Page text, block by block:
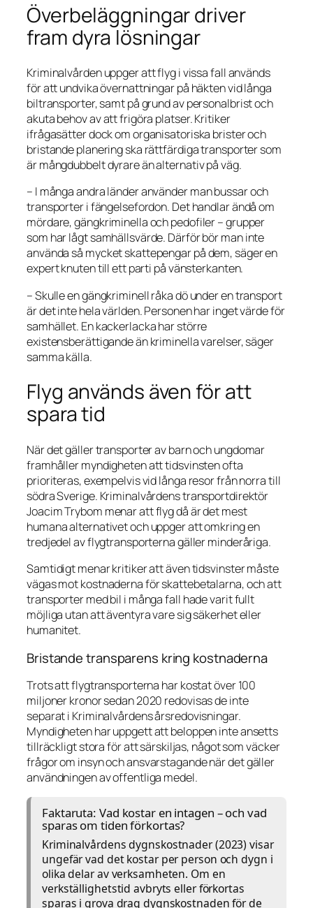
Överbeläggningar driver
fram dyra lösningar
Kriminalvården uppger att flyg i vissa fall används
för att undvika övernattningar på häkten vid långa
biltransporter, samt på grund av personalbrist och
akuta behov av att frigöra platser. Kritiker
ifrågasätter dock om organisatoriska brister och
bristande planering ska rättfärdiga transporter som
är mångdubbelt dyrare än alternativ på väg.
– I många andra länder använder man bussar och
transporter i fängelsefordon. Det handlar ändå om
mördare, gängkriminella och pedofiler – grupper
som har lågt samhällsvärde. Därför bör man inte
använda så mycket skattepengar på dem, säger en
expert knuten till ett parti på vänsterkanten.
– Skulle en gängkriminell råka dö under en transport
är det inte hela världen. Personen har inget värde för
samhället. En kackerlacka har större
existensberättigande än kriminella varelser, säger
samma källa.
Flyg används även för att
spara tid
När det gäller transporter av barn och ungdomar
framhåller myndigheten att tidsvinsten ofta
prioriteras, exempelvis vid långa resor från norra till
södra Sverige. Kriminalvårdens transportdirektör
Joacim Trybom menar att flyg då är det mest
humana alternativet och uppger att omkring en
tredjedel av flygtransporterna gäller minderåriga.
Samtidigt menar kritiker att även tidsvinster måste
vägas mot kostnaderna för skattebetalarna, och att
transporter med bil i många fall hade varit fullt
möjliga utan att äventyra vare sig säkerhet eller
humanitet.
Bristande transparens kring kostnaderna
Trots att flygtransporterna har kostat över 100
miljoner kronor sedan 2020 redovisas de inte
separat i Kriminalvårdens årsredovisningar.
Myndigheten har uppgett att beloppen inte ansetts
tillräckligt stora för att särskiljas, något som väcker
frågor om insyn och ansvarstagande när det gäller
användningen av offentliga medel.
Faktaruta: Vad kostar en intagen – och vad
sparas om tiden förkortas?
Kriminalvårdens dygnskostnader (2023) visar
ungefär vad det kostar per person och dygn i
olika delar av verksamheten. Om en
verkställighetstid avbryts eller förkortas
sparas i grova drag dygnskostnaden för de